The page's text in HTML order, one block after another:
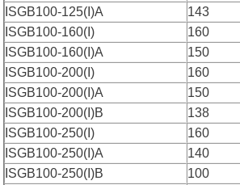
ISGB100-125(I)A
143
ISGB100-160(I)
160
ISGB100-160(I)A
150
ISGB100-200(I)
160
ISGB100-200(I)A
150
ISGB100-200(I)B
138
ISGB100-250(I)
160
ISGB100-250(I)A
140
ISGB100-250(I)B
100